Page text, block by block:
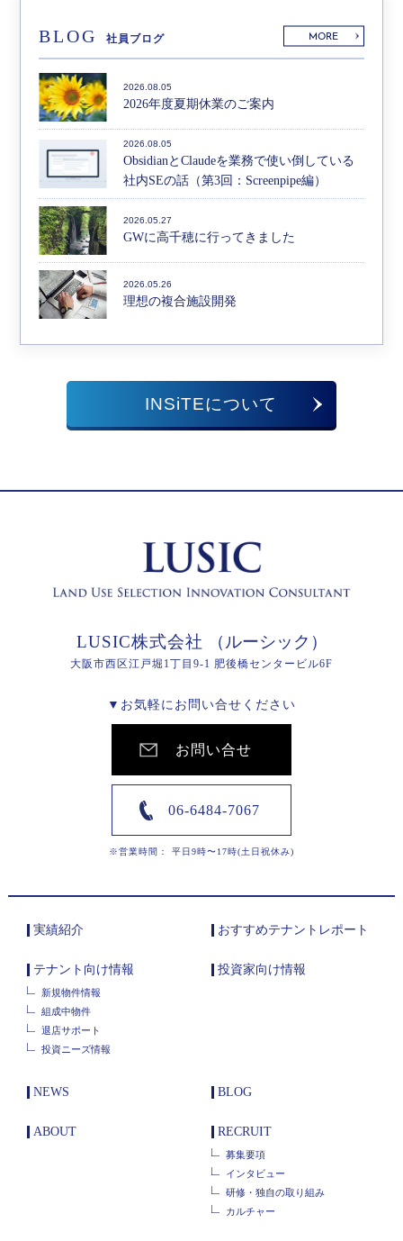
BLOG 社員ブログ MORE
2026.08.05
2026年度夏期休業のご案内
2026.08.05
ObsidianとClaudeを業務で使い倒している
社内SEの話（第3回：Screenpipe編）
2026.05.27
GWに高千穂に行ってきました
2026.05.26
理想の複合施設開発
INSiTEについて
LUSIC株式会社 （ルーシック）
大阪市西区江戸堀1丁目9-1 肥後橋センタービル6F
▼お気軽にお問い合せください
お問い合せ
06-6484-7067
※営業時間： 平日9時〜17時(土日祝休み)
実績紹介 おすすめテナントレポート
テナント向け情報
新規物件情報
組成中物件
退店サポート
投資ニーズ情報
投資家向け情報
NEWS BLOG
ABOUT RECRUIT
募集要項
インタビュー
研修・独自の取り組み
カルチャー